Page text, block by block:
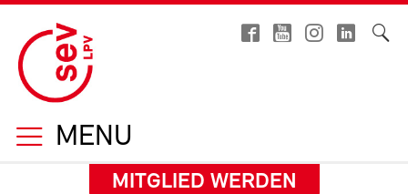
MENU
MITGLIED WERDEN